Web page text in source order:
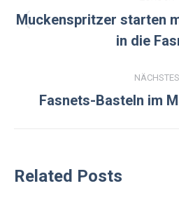
Muckenspritzer starten
in die
NÄCHSTES
Fasnets-Basteln im
Related Posts